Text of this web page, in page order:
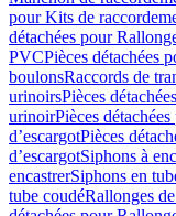
pour Kits de
détachées pour
PVCPièces détachées
boulonsRaccords de
urinoirsPièces
urinoirPièces
d’escargotPièces
d’escargotSiphons à
encastrerSiphons en
tube coudéRallonges